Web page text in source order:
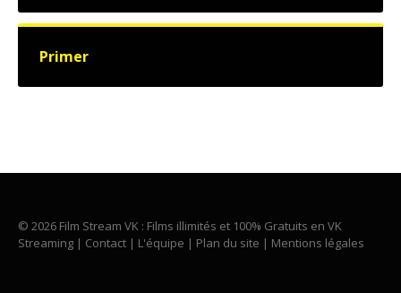
Primer
© 2026 Film Stream VK : Films illimités et 100% Gratuits en VK
Streaming | Contact | L'équipe | Plan du site | Mentions légales